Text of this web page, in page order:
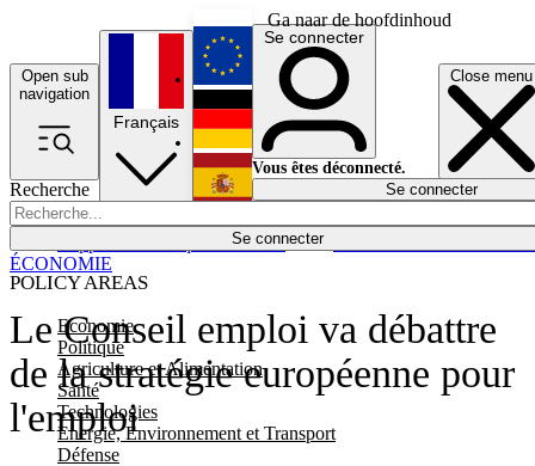
Ga naar de hoofdinhoud
Open sub
navigation
Close menu
Recherche
Se connecter
POLICY AREAS
Economie
Politique
Agriculture et Alimentation
Santé
Technologies
Energie, Environnement et Transport
Défense
Économie
Français
English
Deutsch
Español
Se connecter
Vous êtes déconnecté.
Se connecter
Le Conseil emploi va débattre
de la stratégie européenne pour
l'emploi
ÉCONOMIE